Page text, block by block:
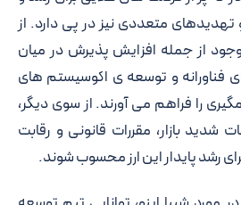
متعددی نیز در پی دارد. از
از جمله افزایش پذیرش در میان
فناورانه و توسعه ی اکوسیستم های
را فراهم می آورند. از سوی دیگر،
بازار، مقررات قانونی و رقابت
رشد پایدار این ارز محسوب شوند.